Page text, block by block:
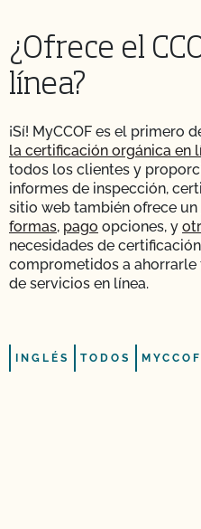
¿Ofrece el
línea?
¡Sí! MyCCOF es el primero
la certificación orgánica en
todos los clientes y
informes de inspección,
sitio web también ofrece un
formas, pago opciones, y
necesidades de
comprometidos a
de servicios en línea.
INGLÉS TODOS MYCCOF